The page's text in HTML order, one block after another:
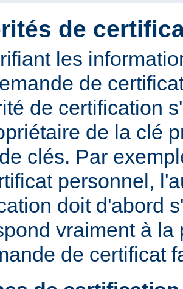
de
les
de
de certification
de la clé
clés. Par
personnel,
doit d'abord
vraiment à
de certificat